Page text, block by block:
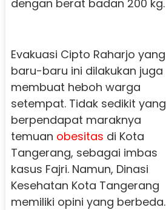
dengan berat badan 200 kg.
Evakuasi Cipto Raharjo yang
baru-baru ini dilakukan juga
membuat heboh warga
setempat. Tidak sedikit yang
berpendapat maraknya
temuan obesitas di Kota
Tangerang, sebagai imbas
kasus Fajri. Namun, Dinasi
Kesehatan Kota Tangerang
memiliki opini yang berbeda.